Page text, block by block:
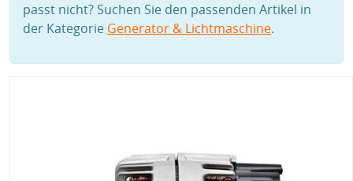
passt nicht? Suchen Sie den passenden Artikel in
der Kategorie Generator & Lichtmaschine.